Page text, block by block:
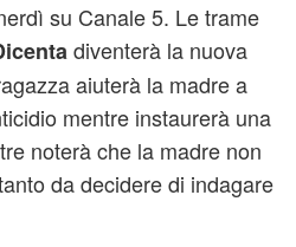
su Canale 5. Le trame
diventerà la nuova
aiuterà la madre a
mentre instaurerà una
noterà che la madre non
da decidere di indagare